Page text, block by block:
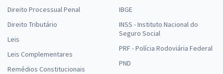
Direito Processual Penal
Direito Tributário
Leis
Leis Complementares
Remédios Constitucionais
IBGE
INSS - Instituto Nacional do
Seguro Social
PRF - Polícia Rodoviária Federal
PND